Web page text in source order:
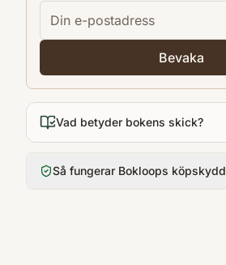
Bevaka
Vad betyder bokens skick?
Så fungerar Bokloops köpskydd